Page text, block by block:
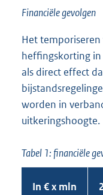
Financiële gevolgen
Het
heffingskorting
als direct effect
worden in
uitkeringshoogte.
Tabel 1: financiële
In € x mln